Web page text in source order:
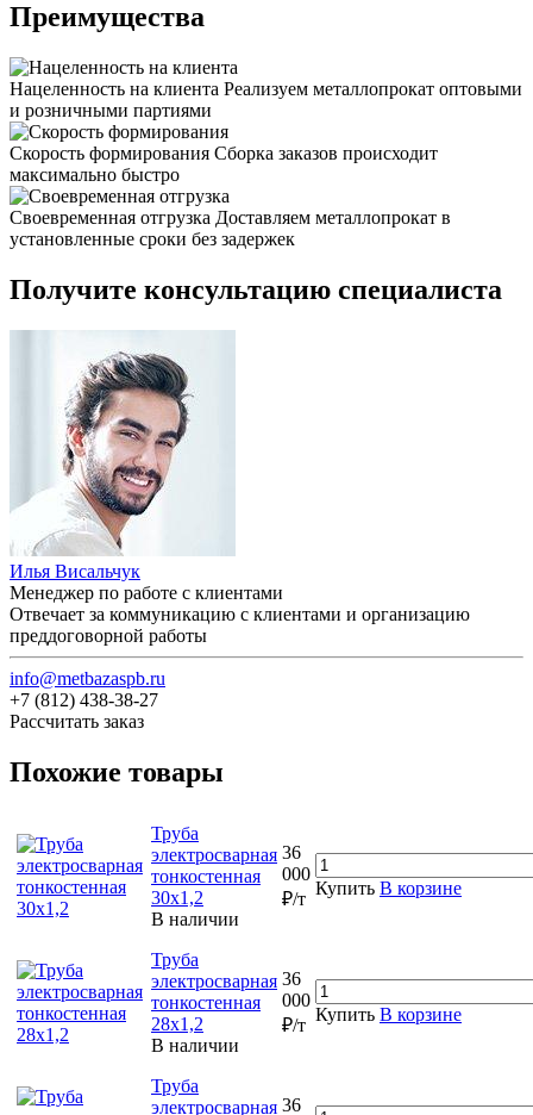
Преимущества
Нацеленность на клиента Реализуем металлопрокат оптовыми
и розничными партиями
Скорость формирования Сборка заказов происходит
максимально быстро
Своевременная отгрузка Доставляем металлопрокат в
установленные сроки без задержек
Получите консультацию специалиста
Илья Висальчук
Менеджер по работе с клиентами
Отвечает за коммуникацию с клиентами и организацию
преддоговорной работы
info@metbazaspb.ru
+7 (812) 438-38-27
Рассчитать заказ
Похожие товары
Труба
электросварная
тонкостенная
30х1,2
В наличии
36
000
₽/т
Купить В корзине
Труба
электросварная
тонкостенная
28х1,2
В наличии
36
000
₽/т
Купить В корзине
Труба
электросварная 36